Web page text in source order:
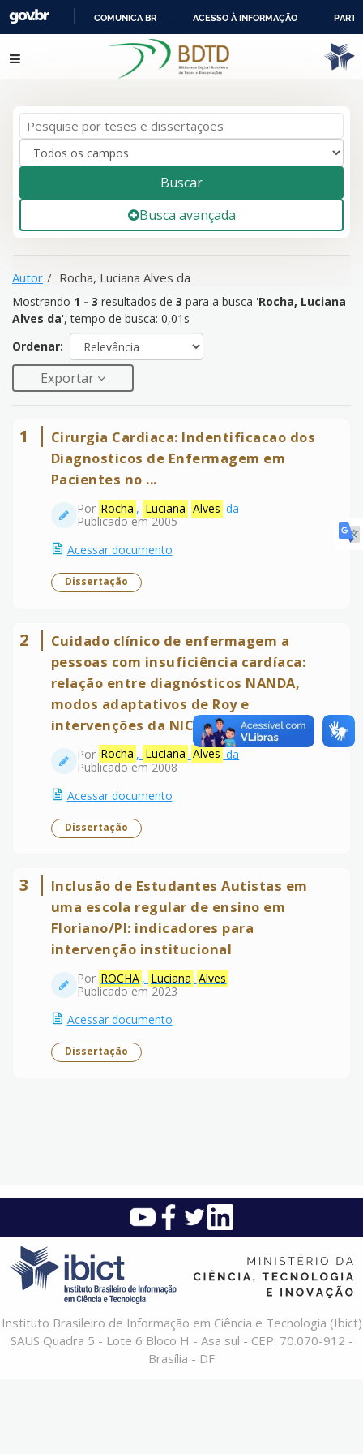
IR
PARA
COMUNICA BR ACESSO À INFORMAÇÃO
resultados de 3para a busca '
Rocha, Luciana
Alves da
Pular para o conteúdo
Buscar
Busca avançada
Autor Rocha, Luciana Alves da
Mostrando 1 - 3 resultados de 3 para a busca 'Rocha, Luciana
Alves da', tempo de busca: 0,01s
Ordenar:
Exportar
1
Cirurgia Cardiaca: Indentificacao dos
Diagnosticos de Enfermagem em
Pacientes no ...
Por Rocha , Luciana Alves da
Publicado em 2005
Acessar documento
Dissertação
2
Cuidado clínico de enfermagem a
pessoas com insuficiência cardíaca:
relação entre diagnósticos NANDA,
modos adaptativos de Roy e
intervenções da NIC
Por Rocha , Luciana Alves da
Publicado em 2008
Acessar documento
Dissertação
3
Inclusão de Estudantes Autistas em
uma escola regular de ensino em
Floriano/PI: indicadores para
intervenção institucional
Por ROCHA , Luciana Alves
Publicado em 2023
Acessar documento
Dissertação
Instituto Brasileiro de Informação em Ciência e Tecnologia (Ibict)
SAUS Quadra 5 - Lote 6 Bloco H - Asa sul - CEP: 70.070-912 -
Brasília - DF